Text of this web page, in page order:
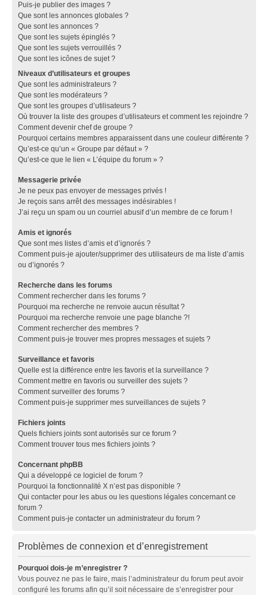
Puis-je publier des images ?
Que sont les annonces globales ?
Que sont les annonces ?
Que sont les sujets épinglés ?
Que sont les sujets verrouillés ?
Que sont les icônes de sujet ?
Niveaux d’utilisateurs et groupes
Que sont les administrateurs ?
Que sont les modérateurs ?
Que sont les groupes d’utilisateurs ?
Où trouver la liste des groupes d’utilisateurs et comment les rejoindre ?
Comment devenir chef de groupe ?
Pourquoi certains membres apparaissent dans une couleur différente ?
Qu’est-ce qu’un « Groupe par défaut » ?
Qu’est-ce que le lien « L’équipe du forum » ?
Messagerie privée
Je ne peux pas envoyer de messages privés !
Je reçois sans arrêt des messages indésirables !
J’ai reçu un spam ou un courriel abusif d’un membre de ce forum !
Amis et ignorés
Que sont mes listes d’amis et d’ignorés ?
Comment puis-je ajouter/supprimer des utilisateurs de ma liste d’amis
ou d’ignorés ?
Recherche dans les forums
Comment rechercher dans les forums ?
Pourquoi ma recherche ne renvoie aucun résultat ?
Pourquoi ma recherche renvoie une page blanche ?!
Comment rechercher des membres ?
Comment puis-je trouver mes propres messages et sujets ?
Surveillance et favoris
Quelle est la différence entre les favoris et la surveillance ?
Comment mettre en favoris ou surveiller des sujets ?
Comment surveiller des forums ?
Comment puis-je supprimer mes surveillances de sujets ?
Fichiers joints
Quels fichiers joints sont autorisés sur ce forum ?
Comment trouver tous mes fichiers joints ?
Concernant phpBB
Qui a développé ce logiciel de forum ?
Pourquoi la fonctionnalité X n’est pas disponible ?
Qui contacter pour les abus ou les questions légales concernant ce
forum ?
Comment puis-je contacter un administrateur du forum ?
Problèmes de connexion et d’enregistrement
Pourquoi dois-je m’enregistrer ?
Vous pouvez ne pas le faire, mais l’administrateur du forum peut avoir
configuré les forums afin qu’il soit nécessaire de s’enregistrer pour